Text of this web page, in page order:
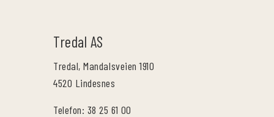
Tredal AS
Tredal, Mandalsveien 1910
4520 Lindesnes
Telefon: 38 25 61 00